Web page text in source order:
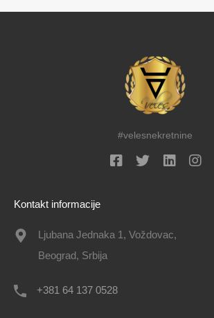
#velesnekretnine
Kontakt informacije
Ljubana Jednaka 1, Voždovac,
Beograd, Srbija
+381 64 137 0528